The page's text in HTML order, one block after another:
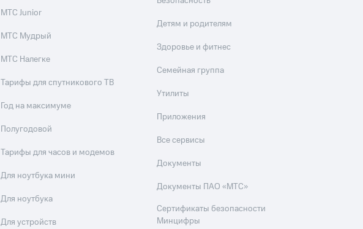
МТС Junior
МТС Мудрый
МТС Налегке
Тарифы для спутникового ТВ
Год на максимуме
Полугодовой
Тарифы для часов и модемов
Для ноутбука мини
Для ноутбука
Для устройств
Детям и родителям
Здоровье и фитнес
Семейная группа
Утилиты
Приложения
Все сервисы
Документы
Документы ПАО «МТС»
Сертификаты безопасности
Минцифры